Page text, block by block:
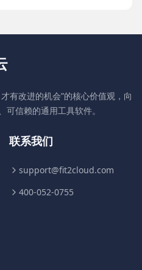
有改进的机会”的核心价值观，向
信赖的通用工具软件。
联系我们
support@fit2cloud.com
400-052-0755